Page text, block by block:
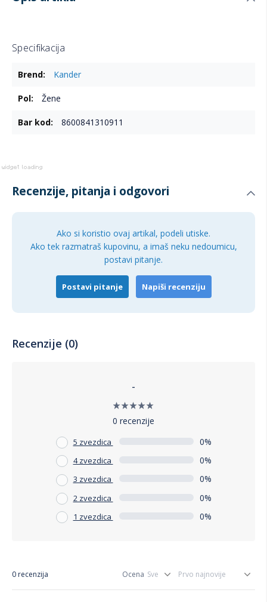
Specifikacija
informacijaKander
Žene
8600841310911
Recenzije, pitanja i odgovori
Ako si koristio ovaj artikal, podeli utiske.
Ako tek razmatraš kupovinu, a imaš neku nedoumicu,
postavi pitanje.
Postavi pitanje Napiši recenziju
Recenzije (0)
-
0 recenzije
5 zvezdica 0%
4 zvezdica 0%
3 zvezdica 0%
2 zvezdica 0%
1 zvezdica 0%
0 recenzija Ocena